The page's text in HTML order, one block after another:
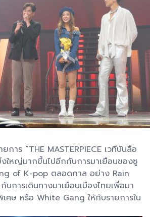
การ “THE MASTERPIECE เวทีบันลือ
ใหญ่มากขึ้นไปอีกกับการมาเยือนของซู
of K-pop ตลอดกาล อย่าง Rain
บการเดินทางมาเยือนเมืองไทยเพื่อมา
ศษ หรือ White Gang ให้กับรายการใน